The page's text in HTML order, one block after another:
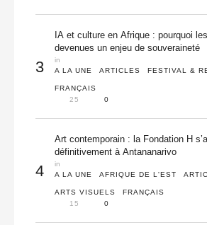
3
IA et culture en Afrique : pourquoi
devenues un enjeu de souveraineté
in
A LA UNE
ARTICLES FESTIVAL &
FRANÇAIS
25
0
4
Art contemporain : la Fondation H
définitivement à Antananarivo
in
A LA UNE
AFRIQUE DE L'EST
ARTS VISUELS
FRANÇAIS
15
0